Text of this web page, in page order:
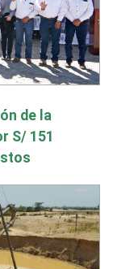
de la
S/ 151